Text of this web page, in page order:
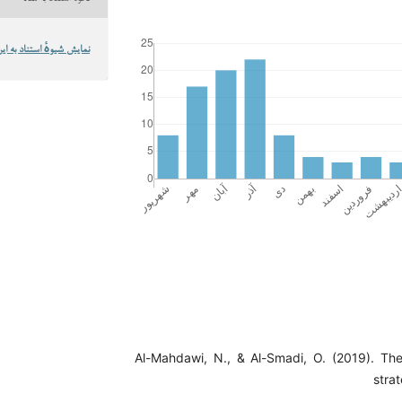
Al-Mahdawi, N., & Al-Smadi, O. (2019).
نمایش شیوهٔ استناد به